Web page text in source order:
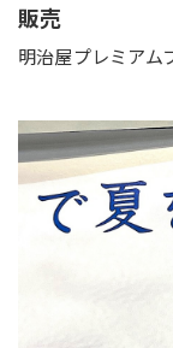
販売
明治屋プレミアム